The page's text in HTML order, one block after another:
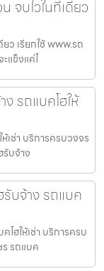
จบไวในที่เดียว
ว เรียกใช้ www.รถ
แข็งแค่ไ
รถแบคโฮให้
เช่า บริการครบวงจร
รับจ้าง
รับจ้าง รถแบค
โฮให้เช่า บริการครบ
ร รถแบค